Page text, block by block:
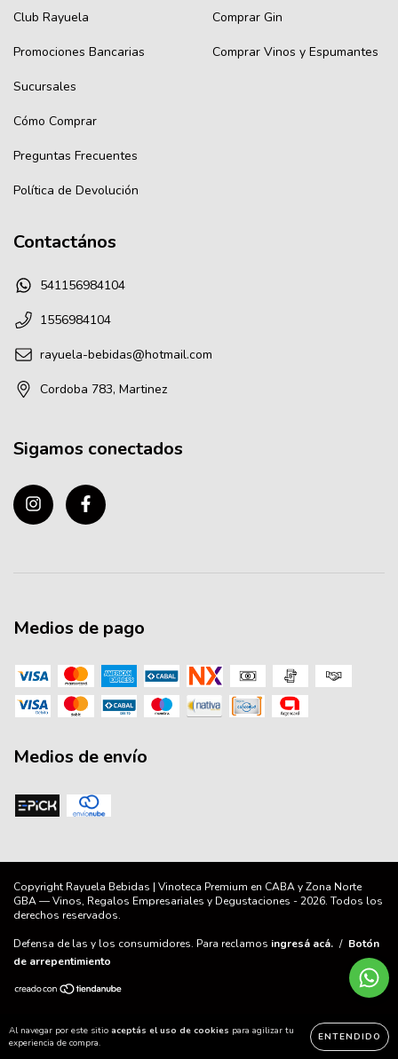
Al navegar por este sitio aceptás el uso de cookies para agilizar tu
experiencia de compra.
ENTENDIDO
Club Rayuela
Promociones Bancarias
Sucursales
Cómo Comprar
Preguntas Frecuentes
Política de Devolución
Comprar Gin
Comprar Vinos y Espumantes
Contactános
541156984104
1556984104
rayuela-bebidas@hotmail.com
Cordoba 783, Martinez
Sigamos conectados
Medios de pago
Medios de envío
Copyright Rayuela Bebidas | Vinoteca Premium en CABA y Zona Norte
GBA — Vinos, Regalos Empresariales y Degustaciones - 2026. Todos los
derechos reservados.
Defensa de las y los consumidores. Para reclamos ingresá acá. / Botón
de arrepentimiento